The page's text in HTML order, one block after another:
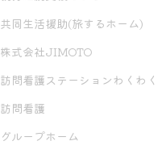
共同生活援助(旅するホーム)
株式会社JIMOTO
訪問看護ステーションわくわく
訪問看護
グループホーム